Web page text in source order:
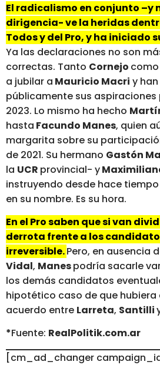
El radicalismo en conjunto –y
dirigencia- ve la heridas
Todos y del Pro, y ha iniciado
Ya las declaraciones no son
correctas. Tanto Cornejo como
a jubilar a Mauricio Macri y
públicamente sus
2023. Lo mismo ha hecho
hasta Facundo Manes, quien
margarita sobre su
de 2021. Su hermano Gastón
la UCR provincial- y
instruyendo desde hace
en su nombre. Es su hora.
En el Pro saben que si van
derrota frente a los
irreversible.Pero, en ausencia
Vidal, Manespodría sacarle
los demás candidatos
hipotético caso de que hubiera
acuerdo entre Larreta, Santilli
*Fuente: RealPolitik.com.ar
[cm_ad_changer